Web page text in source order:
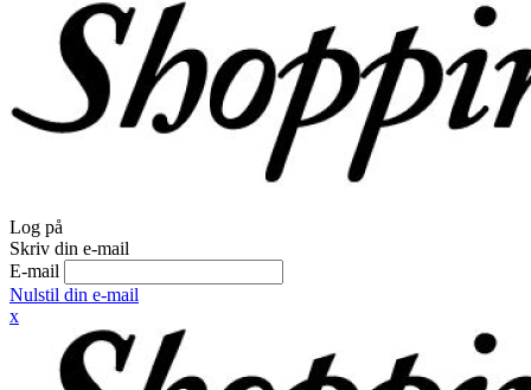
Log på
Skriv din e-mail
E-mail
Nulstil din e-mail
x